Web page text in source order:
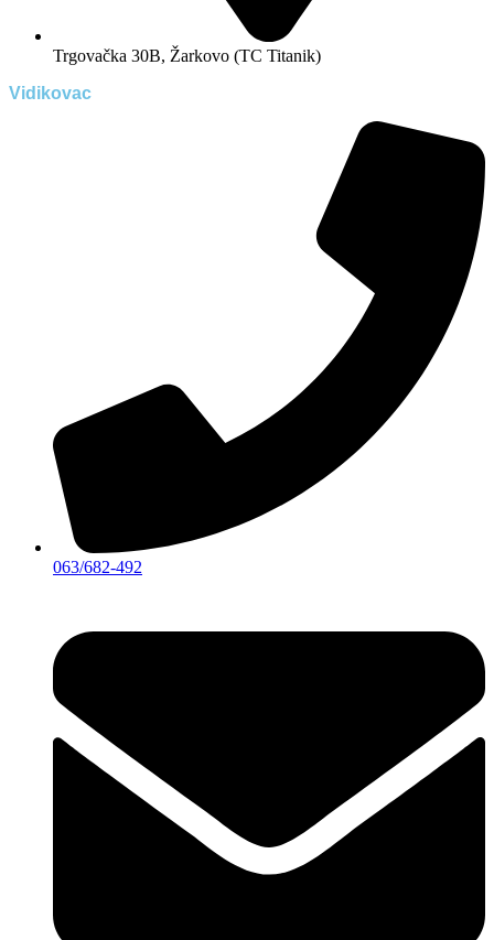
Trgovačka 30B, Žarkovo (TC Titanik)
Vidikovac
063/682-492